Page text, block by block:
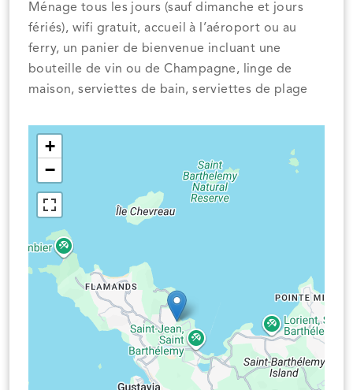
Ménage tous les jours (sauf dimanche et jours
fériés), wifi gratuit, accueil à l’aéroport ou au
ferry, un panier de bienvenue incluant une
bouteille de vin ou de Champagne, linge de
maison, serviettes de bain, serviettes de plage
+
−